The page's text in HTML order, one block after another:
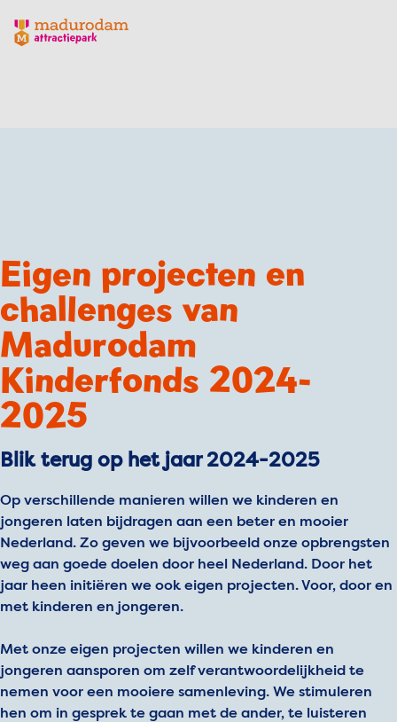
Madurodam logo, naar de homepage
Eigen projecten en
challenges van
Madurodam
Kinderfonds 2024-
2025
Blik terug op het jaar 2024-2025
Op verschillende manieren willen we kinderen en
jongeren laten bijdragen aan een beter en mooier
Nederland. Zo geven we bijvoorbeeld onze opbrengsten
weg aan goede doelen door heel Nederland. Door het
jaar heen initiëren we ook eigen projecten. Voor, door en
met kinderen en jongeren.
Met onze eigen projecten willen we kinderen en
jongeren aansporen om zelf verantwoordelijkheid te
nemen voor een mooiere samenleving. We stimuleren
hen om in gesprek te gaan met de ander, te luisteren